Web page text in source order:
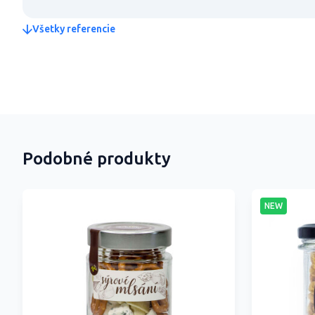
Všetky referencie
Podobné produkty
NEW